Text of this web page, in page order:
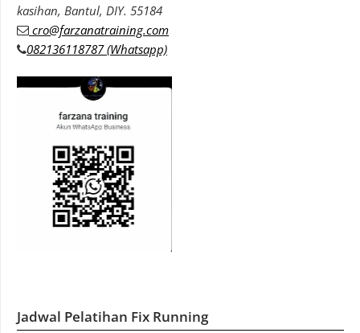
kasihan, Bantul, DIY. 55184
cro@farzanatraining.com
082136118787 (Whatsapp)
Jadwal Pelatihan Fix Running